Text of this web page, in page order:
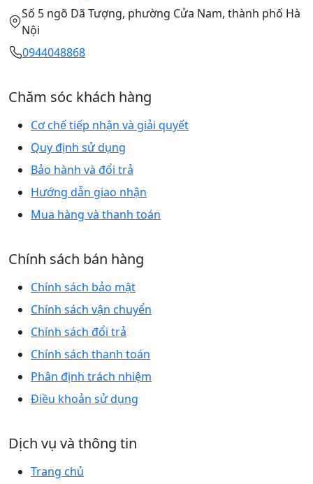
Số 5 ngõ Dã Tượng, phường Cửa Nam, thành phố Hà
Nội
0944048868
Chăm sóc khách hàng
Cơ chế tiếp nhận và giải quyết
Quy định sử dụng
Bảo hành và đổi trả
Hướng dẫn giao nhận
Mua hàng và thanh toán
Chính sách bán hàng
Chính sách bảo mật
Chính sách vận chuyển
Chính sách đổi trả
Chính sách thanh toán
Phân định trách nhiệm
Điều khoản sử dụng
Dịch vụ và thông tin
Trang chủ